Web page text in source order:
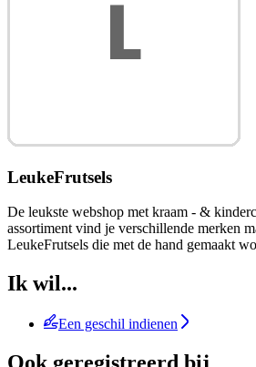
LeukeFrutsels
De leukste webshop met kraam - &
assortiment vind je verschillende merken
LeukeFrutsels die met de hand gemaakt
Ik wil...
Een geschil indienen